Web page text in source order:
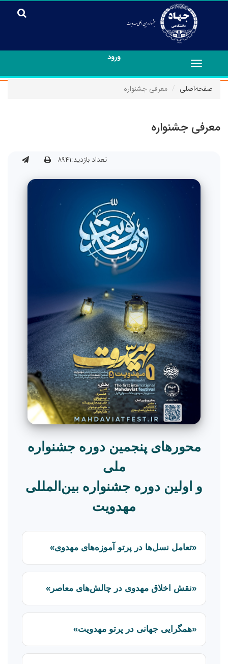
ورود
Toggle
navigation
صفحه‌اصلی
معرفی جشنواره
معرفی جشنواره
تعداد بازدید:۸۹۴۱
محورهای پنجمین دوره جشنواره
ملی
و اولین دوره جشنواره بین‌المللی
مهدویت
«تعامل نسل‌ها در پرتو آموزه‌های مهدوی»
«نقش اخلاق مهدوی در چالش‌های معاصر»
«همگرایی جهانی در پرتو مهدویت»